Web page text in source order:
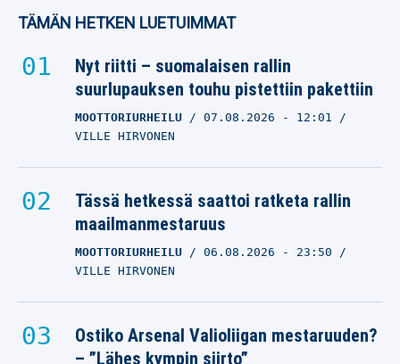
TÄMÄN HETKEN LUETUIMMAT
Nyt riitti – suomalaisen rallin
suurlupauksen touhu pistettiin pakettiin
MOOTTORIURHEILU 07.08.2026 - 12:01
VILLE HIRVONEN
Tässä hetkessä saattoi ratketa rallin
maailmanmestaruus
MOOTTORIURHEILU 06.08.2026 - 23:50
VILLE HIRVONEN
Ostiko Arsenal Valioliigan mestaruuden?
– ”Lähes kympin siirto”